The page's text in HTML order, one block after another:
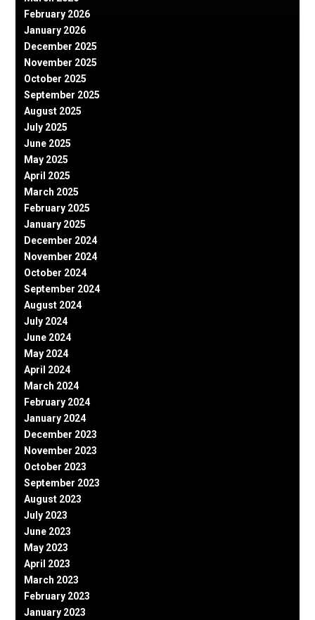
February 2026
January 2026
December 2025
November 2025
October 2025
September 2025
August 2025
July 2025
June 2025
May 2025
April 2025
March 2025
February 2025
January 2025
December 2024
November 2024
October 2024
September 2024
August 2024
July 2024
June 2024
May 2024
April 2024
March 2024
February 2024
January 2024
December 2023
November 2023
October 2023
September 2023
August 2023
July 2023
June 2023
May 2023
April 2023
March 2023
February 2023
January 2023